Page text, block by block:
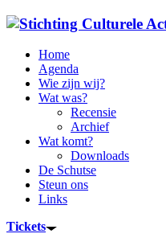
Home
Agenda
Wie zijn wij?
Wat was?
Recensie
Archief
Wat komt?
Downloads
De Schutse
Steun ons
Links
Tickets